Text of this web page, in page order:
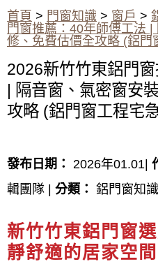
首頁 > 門窗知識 > 窗戶 >
門窗推薦：40年師傅工法
修、免費估價全攻略 (鋁門
2026新竹竹東鋁門
| 隔音窗、氣密窗安
攻略 (鋁門窗工程宅
想尋找最高評分
廠商嗎？新竹竹東
鋁門窗工程宅急便 是一家
外門窗設計、製造與施工
發布日期： 2026年01.01|
輯團隊 | 分類： 鋁門窗知
新竹竹東鋁門窗
靜舒適的居家空間